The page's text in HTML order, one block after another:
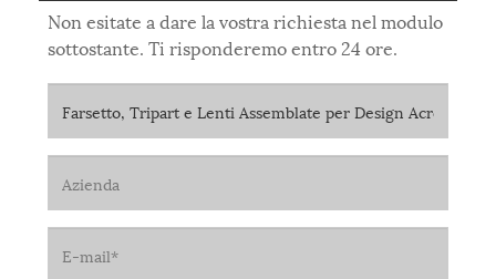
Non esitate a dare la vostra richiesta nel modulo
sottostante. Ti risponderemo entro 24 ore.